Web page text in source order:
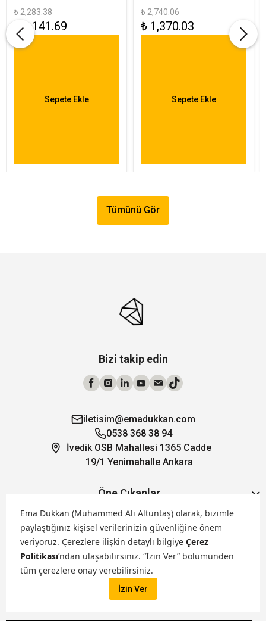
Ema Dükkan (Muhammed Ali Altuntaş) olarak, bizimle
paylaştığınız kişisel verilerinizin güvenliğine önem
veriyoruz. Çerezlere ilişkin detaylı bilgiye Çerez
Politikası’ndan ulaşabilirsiniz. “İzin Ver” bölümünden
tüm çerezlere onay verebilirsiniz.
İzin Ver
Armatür 15W FL-3283
₺ 2,283.38
₺ 1,141.69
Sepete Ekle
Aydınlatma Armatürü FL-
3284
₺ 2,740.06
₺ 1,370.03
Sepete Ekle
Tümünü Gör
Bizi takip edin
iletisim@emadukkan.com
0538 368 38 94
İvedik OSB Mahallesi 1365 Cadde
19/1 Yenimahalle Ankara
Öne Çıkanlar
Hakkımızda
Markalarımız
Satış Kanallarımız